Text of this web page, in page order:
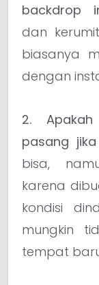
backdrop
dan
biasanya
dengan
2.
pasang
bisa,
karena
kondisi
mungkin
tempat